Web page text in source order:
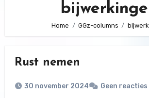
Home GGz-columns
Rust nemen
30 november 2024 Geen reacties